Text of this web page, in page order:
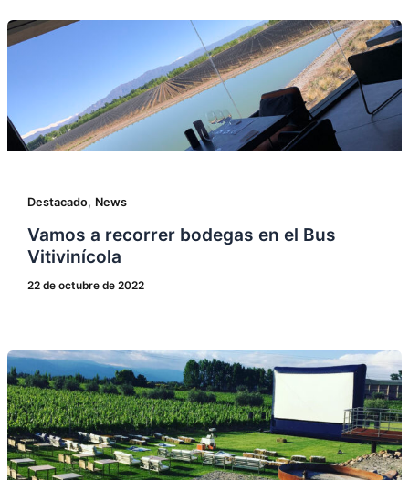
Destacado, News
Vamos a recorrer bodegas en el Bus
Vitivinícola
22 de octubre de 2022